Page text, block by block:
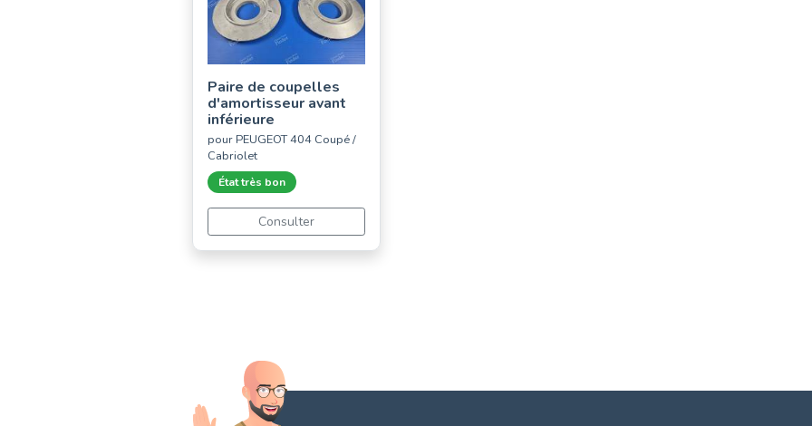
Paire de coupelles
d'amortisseur avant
inférieure
pour PEUGEOT 404 Coupé /
Cabriolet
État très bon
Consulter